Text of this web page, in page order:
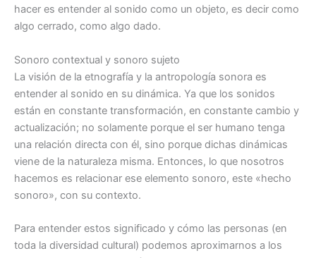
hacer es entender al sonido como un objeto, es decir como
algo cerrado, como algo dado.
Sonoro contextual y sonoro sujeto
La visión de la etnografía y la antropología sonora es
entender al sonido en su dinámica. Ya que los sonidos
están en constante transformación, en constante cambio y
actualización; no solamente porque el ser humano tenga
una relación directa con él, sino porque dichas dinámicas
viene de la naturaleza misma. Entonces, lo que nosotros
hacemos es relacionar ese elemento sonoro, este «hecho
sonoro», con su contexto.
Para entender estos significado y cómo las personas (en
toda la diversidad cultural) podemos aproximarnos a los